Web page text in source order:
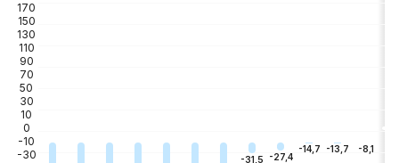
170
150
130
110
90
70
50
30
10
0
-10
-30
-31,5 -27,4
-14,7 -13,7 -8,1